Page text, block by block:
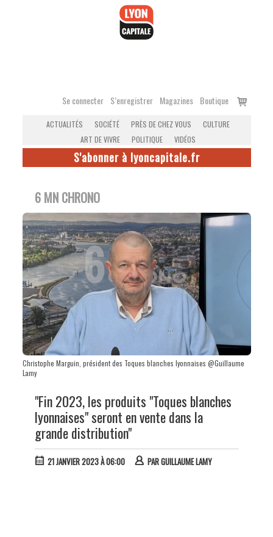
Se connecter S’enregistrer Magazines Boutique
Voir
ACTUALITÉS SOCIÉTÉ PRÈS DE CHEZ VOUS
CULTURE
ART DE VIVRE
POLITIQUE VIDÉOS
S'abonner à lyoncapitale.fr
6 MN CHRONO
Christophe Marguin, président des Toques blanches lyonnaises @Guillaume
Lamy
"Fin 2023, les produits "Toques blanches
lyonnaises" seront en vente dans la
grande distribution"
21 JANVIER 2023 À 06:00 PARGUILLAUME LAMY